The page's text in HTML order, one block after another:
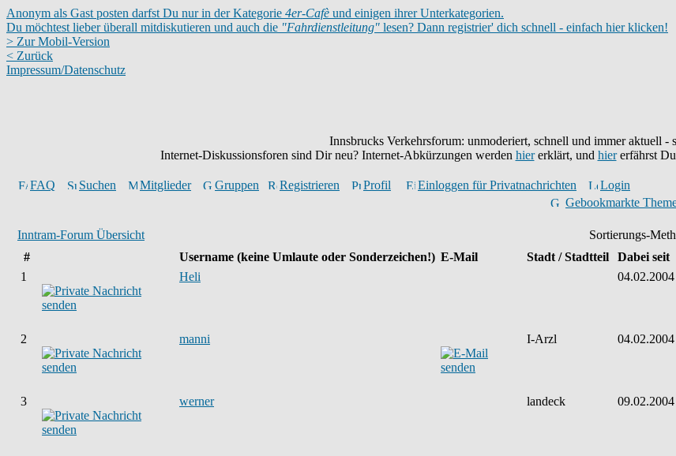
Anonym als Gast posten darfst Du nur in der Kategorie 4er-Cafè und einigen ihrer Unterkategorien.
Du möchtest lieber überall mitdiskutieren und auch die "Fahrdienstleitung" lesen? Dann registrier' dich schnell - einfach hier klicken!
> Zur Mobil-Version
< Zurück
Impressum/Datenschutz
Innsbrucks Verkehrsforum: unmoderiert, schnell und immer aktuell -
Internet-Diskussionsforen sind Dir neu? Internet-Abkürzungen werden hiererklärt, und hiererfährst
FAQ Suchen Mitglieder Gruppen Registrieren Profil Einloggen für Privatnachrichten
Login
Gebookmarkte
Inntram-Forum Übersicht Sortierungs-
#
Username (keine Umlaute oder Sonderzeichen!) E-Mail Stadt / Stadtteil Dabei seit
1
Heli 04.02.2004
2 manni I-Arzl 04.02.2004
3 werner landeck 09.02.2004